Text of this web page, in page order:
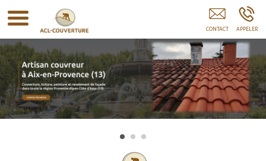
Couvreur Traitement Charpente AIX-EN-PROVENCE